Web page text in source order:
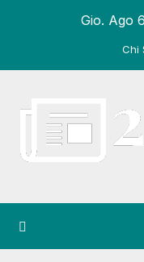
Gio. Ago
Chi